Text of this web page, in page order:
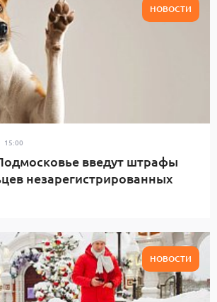
НОВОСТИ
15:00
введут штрафы
незарегистрированных
НОВОСТИ